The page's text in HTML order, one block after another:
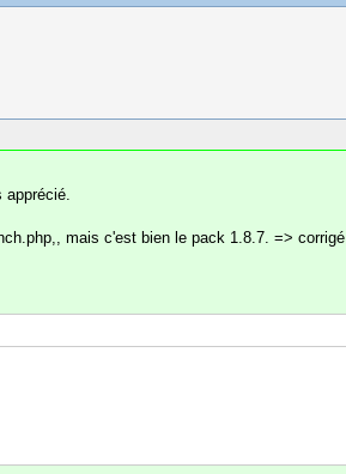
apprécié.
mais c'est bien le pack 1.8.7. => corrigé